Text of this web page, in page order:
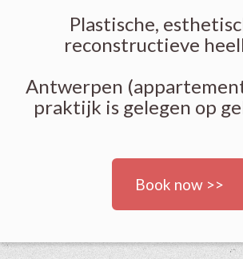
Plastische,
reconstructieve
Antwerpen
praktijk is gelegen op
Book now >>